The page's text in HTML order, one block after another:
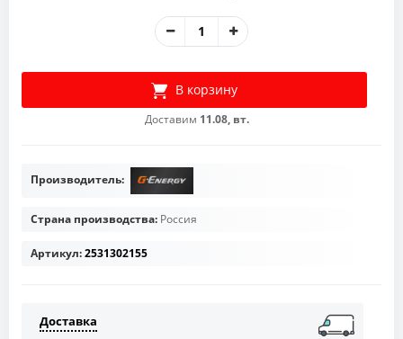
В корзину
Доставим 11.08, вт.
Производитель:
Страна производства: Россия
Артикул:2531302155
Доставка